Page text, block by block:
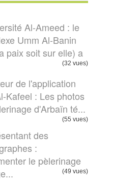
Al-Ameed : le
Umm Al-Banin
paix soit sur elle) a
(32 vues)
de l'application
Kafeel : Les photos
d'Arbaïn té...
(55 vues)
des
:
le pèlerinage
(49 vues)